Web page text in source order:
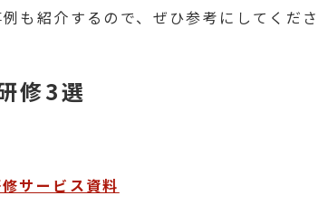
も紹介するので、ぜひ参考にしてくださ
修3選
サービス資料